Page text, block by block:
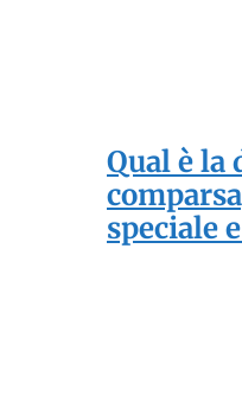
Qual è la
speciale